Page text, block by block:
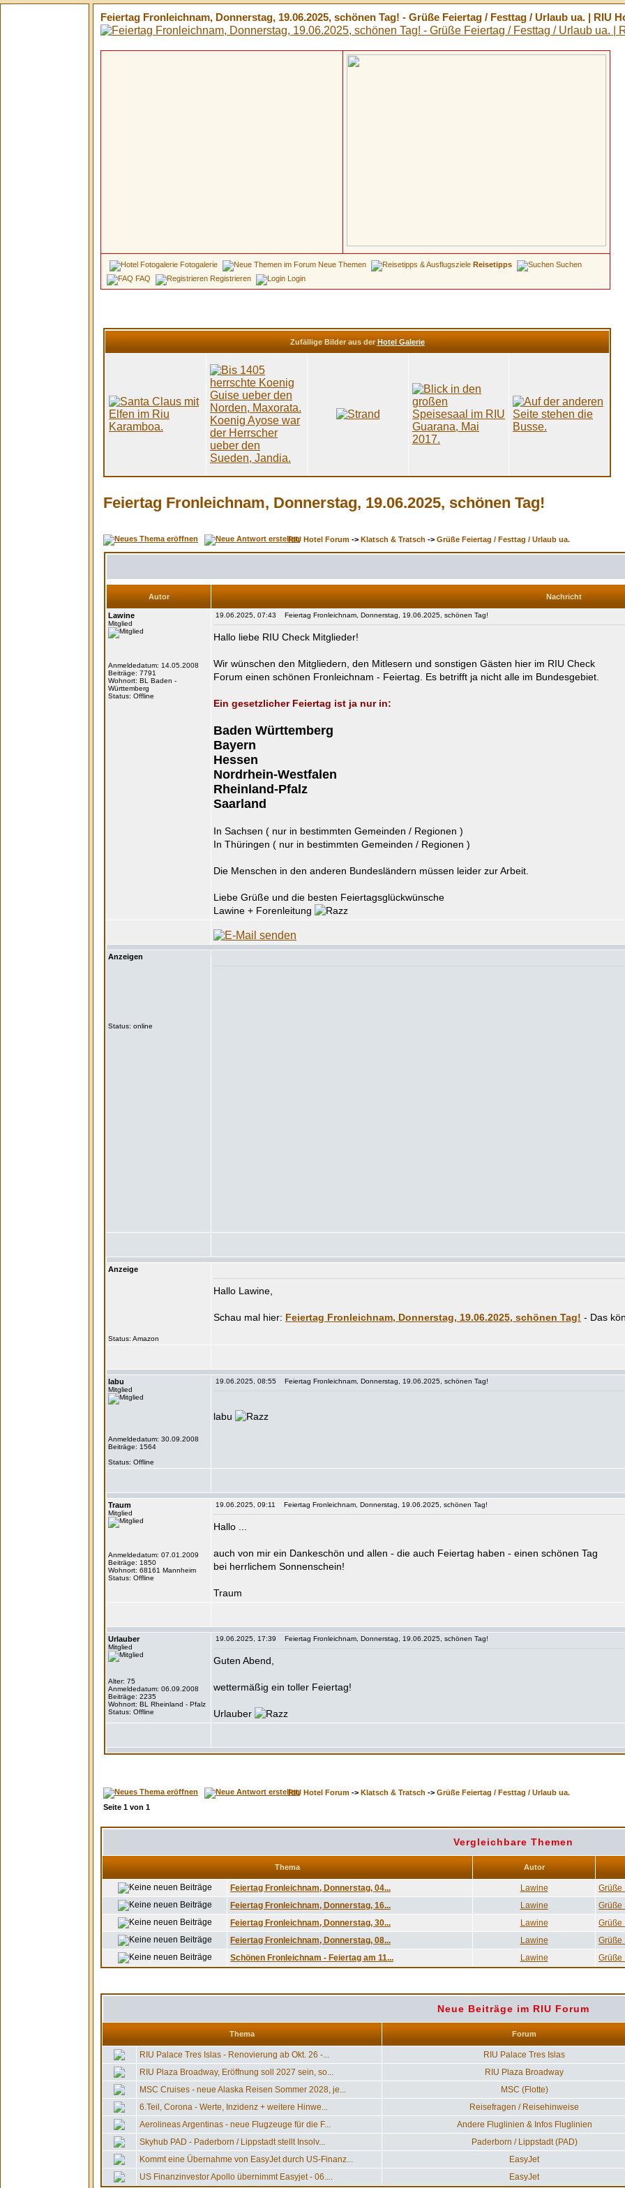
Feiertag Fronleichnam, Donnerstag, 19.06.2025, schönen Tag! - Grüße Feiertag / Festtag / Urlaub ua. | RIU
Fotogalerie Neue Themen Reisetipps
Suchen
FAQ
Registrieren Login
Zufällige Bilder aus der Hotel Galerie
Feiertag Fronleichnam, Donnerstag, 19.06.2025, schönen Tag!
RIU Hotel Forum -> Klatsch & Tratsch -> Grüße Feiertag / Festtag / Urlaub ua.
Autor Nachricht
Lawine
Mitglied
Anmeldedatum: 14.05.2008
Beiträge: 7791
Wohnort: BL Baden -
Württemberg
Status: Offline
19.06.2025, 07:43 Feiertag Fronleichnam, Donnerstag, 19.06.2025, schönen Tag!
Hallo liebe RIU Check Mitglieder!
Wir wünschen den Mitgliedern, den Mitlesern und sonstigen Gästen hier im RIU Check
Forum einen schönen Fronleichnam - Feiertag. Es betrifft ja nicht alle im Bundesgebiet.
Ein gesetzlicher Feiertag ist ja nur in:
Baden Württemberg
Bayern
Hessen
Nordrhein-Westfalen
Rheinland-Pfalz
Saarland
In Sachsen ( nur in bestimmten Gemeinden / Regionen )
In Thüringen ( nur in bestimmten Gemeinden / Regionen )
Die Menschen in den anderen Bundesländern müssen leider zur Arbeit.
Liebe Grüße und die besten Feiertagsglückwünsche
Lawine + Forenleitung
Anzeigen
Status: online
Anzeige
Status:
Hallo Lawine,
Feiertag Fronleichnam, Donnerstag, 19.06.2025, schönen Tag!
labu
Mitglied
Anmeldedatum: 30.09.2008
Beiträge: 1564
Status: Offline
19.06.2025, 08:55 Feiertag Fronleichnam, Donnerstag, 19.06.2025, schönen Tag!
labu
Traum
Mitglied
Anmeldedatum: 07.01.2009
Beiträge: 1850
Wohnort: 68161 Mannheim
Status: Offline
19.06.2025, 09:11 Feiertag Fronleichnam, Donnerstag, 19.06.2025, schönen Tag!
Hallo ...
auch von mir ein Dankeschön und allen - die auch Feiertag haben - einen schönen Tag
bei herrlichem Sonnenschein!
Traum
Urlauber
Mitglied
Alter: 75
Anmeldedatum: 06.09.2008
Beiträge: 2235
Wohnort: BL Rheinland - Pfalz
Status: Offline
19.06.2025, 17:39 Feiertag Fronleichnam, Donnerstag, 19.06.2025, schönen Tag!
Guten Abend,
wettermäßig ein toller Feiertag!
Urlauber
RIU Hotel Forum -> Klatsch & Tratsch -> Grüße Feiertag / Festtag / Urlaub ua.
Seite 1 von 1
Vergleichbare Themen
Thema Autor
Feiertag Fronleichnam, Donnerstag, 04... Lawine
Grüße
Feiertag Fronleichnam, Donnerstag, 16...
Lawine
Grüße
Feiertag Fronleichnam, Donnerstag, 30...
Lawine
Grüße
Feiertag Fronleichnam, Donnerstag, 08...
Lawine
Grüße
Schönen Fronleichnam - Feiertag am 11...
Lawine Grüße
Neue Beiträge im RIU Forum
Thema Forum
RIU Palace Tres Islas - Renovierung ab Okt. 26 -...
RIU Palace Tres Islas
RIU Plaza Broadway, Eröffnung soll 2027 sein, so...
RIU Plaza Broadway
MSC Cruises - neue Alaska Reisen Sommer 2028, je...
MSC (Flotte)
6.Teil, Corona - Werte, Inzidenz + weitere Hinwe...
Reisefragen / Reisehinweise
Aerolineas Argentinas - neue Flugzeuge für die F...
Andere Fluglinien & Infos Fluglinien
Skyhub PAD - Paderborn / Lippstadt stellt Insolv...
Paderborn / Lippstadt (PAD)
Kommt eine Übernahme von EasyJet durch US-Finanz...
EasyJet
US Finanzinvestor Apollo übernimmt Easyjet - 06....
EasyJet